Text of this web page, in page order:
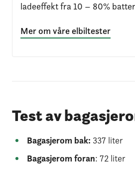
ladeeffekt fra 10 – 80%
Mer om våre elbiltester
Test av
Bagasjerom bak: 337 liter
Bagasjerom foran: 72 liter